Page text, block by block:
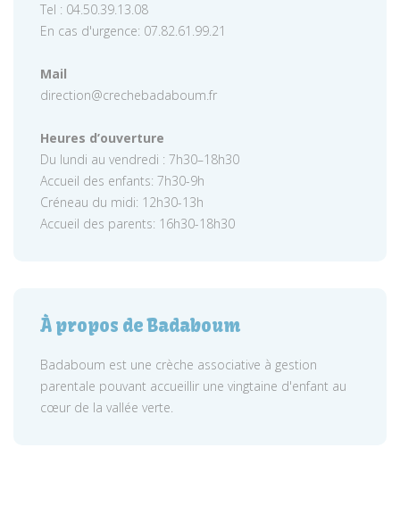
Tel : 04.50.39.13.08
En cas d'urgence: 07.82.61.99.21
Mail
direction@crechebadaboum.fr
Heures d’ouverture
Du lundi au vendredi : 7h30–18h30
Accueil des enfants: 7h30-9h
Créneau du midi: 12h30-13h
Accueil des parents: 16h30-18h30
À propos de Badaboum
Badaboum est une crèche associative à gestion
parentale pouvant accueillir une vingtaine d'enfant au
cœur de la vallée verte.